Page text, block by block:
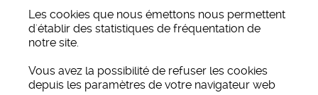
Les cookies que nous émettons nous permettent
d'établir des statistiques de fréquentation de
notre site.
Vous avez la possibilité de refuser les cookies
depuis les paramètres de votre navigateur web